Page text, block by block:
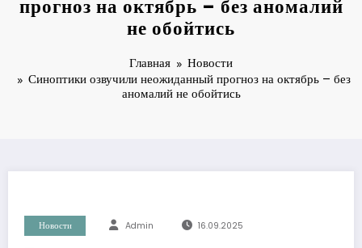
прогноз на октябрь – без аномалий
не обойтись
Главная
Новости
Синоптики озвучили неожиданный прогноз на октябрь – без
аномалий не обойтись
Новости Admin 16.09.2025